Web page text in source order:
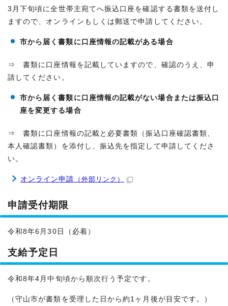
3月下旬頃に全世帯主宛てへ振込口座を確認する書類を送付し
ますので、オンラインもしくは郵送で申請してください。
市から届く書類に口座情報の記載がある場合
⇒ 書類に口座情報を記載していますので、確認のうえ、申
請してください。
市から届く書類に口座情報の記載がない場合または振込口
座を変更する場合
⇒ 書類に口座情報の記載と必要書類（振込口座確認書類、
本人確認書類）を添付し、振込先を指定して申請してくださ
い。
オンライン申請 （外部リンク）
申請受付期限
令和8年6月30日（必着）
支給予定日
令和8年4月中旬頃から順次行う予定です。
（守山市が書類を受理した日から約1ヶ月後が目安です。）